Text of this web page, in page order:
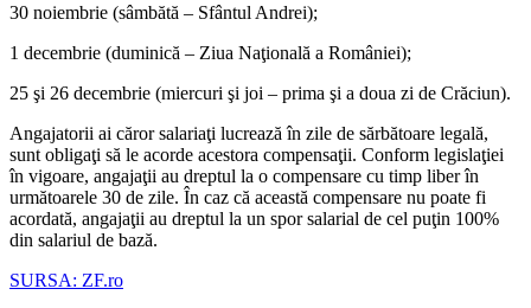
30 noiembrie (sâmbătă – Sfântul Andrei);
1 decembrie (duminică – Ziua Naţională a României);
25 şi 26 decembrie (miercuri şi joi – prima şi a doua zi de Crăciun).
Angajatorii ai căror salariaţi lucrează în zile de sărbătoare legală,
sunt obligaţi să le acorde acestora compensaţii. Conform legislaţiei
în vigoare, angajaţii au dreptul la o compensare cu timp liber în
următoarele 30 de zile. În caz că această compensare nu poate fi
acordată, angajaţii au dreptul la un spor salarial de cel puţin 100%
din salariul de bază.
SURSA: ZF.ro